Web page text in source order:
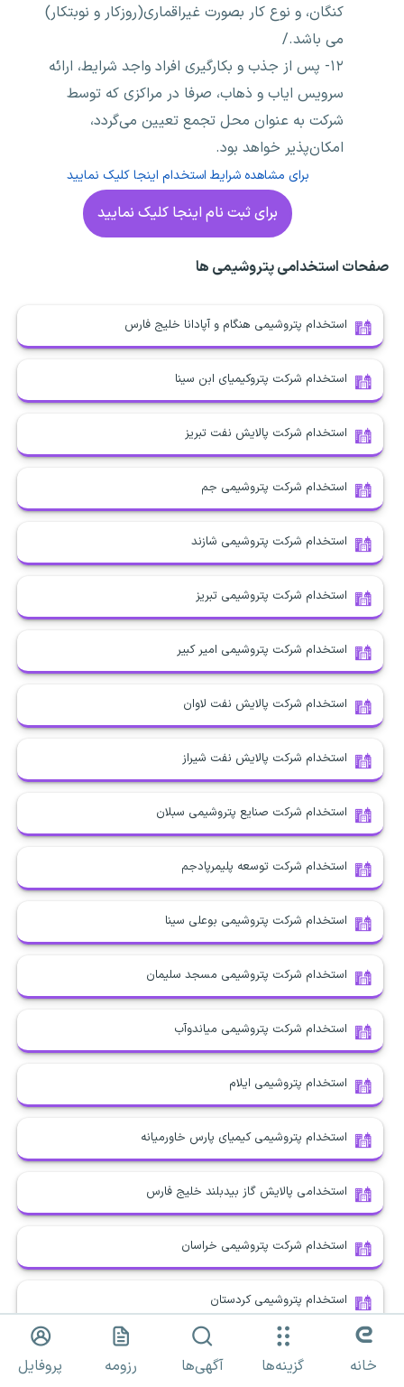
کنگان، و نوع کار بصورت غیراقماری(روزکار و نوبتکار)
می باشد./
۱۲- پس از جذب و بکارگیری افراد واجد شرایط، ارائه
سرویس ایاب و ذهاب، صرفا در مراکزی که توسط
شرکت به عنوان محل تجمع تعیین می‌گردد،
امکان‌پذیر خواهد بود.
برای مشاهده شرایط استخدام اینجا کلیک نمایید
برای ثبت نام اینجا کلیک نمایید
صفحات استخدامی پتروشیمی ها
استخدام پتروشیمی هنگام و آپادانا خلیج فارس
استخدام شرکت پتروکیمیای ابن سینا
استخدام شرکت پالایش نفت تبریز
استخدام شرکت پتروشیمی جم
استخدام شرکت پتروشیمی شازند
استخدام شرکت پتروشیمی تبریز
استخدام شرکت پتروشیمی امیر کبیر
استخدام شرکت پالایش نفت لاوان
استخدام شرکت پالایش نفت شیراز
استخدام شرکت صنایع پتروشیمی سبلان
استخدام شرکت توسعه پلیمر‌پادجم
استخدام شرکت پتروشیمی بوعلی سینا
استخدام شرکت پتروشیمی مسجد سلیمان
استخدام شرکت پتروشیمی میاندوآب
استخدام پتروشیمی ایلام
استخدام پتروشیمی کیمیای پارس خاورمیانه
استخدامی پالایش گاز بیدبلند خلیج فارس
استخدام شرکت پتروشیمی خراسان
استخدام پتروشیمی کردستان
استخدام شرکت پتروشیمی مهاباد
خانه گزینه‌ها آگهی‌ها رزومه پروفایل